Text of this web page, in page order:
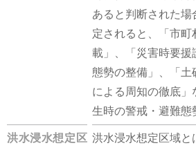
あると判断された
定されると、「市
載」、「災害時要
態勢の整備」、「
による周知の徹底
生時の警戒・避難態
洪水浸水想定区 洪水浸水想定区域と